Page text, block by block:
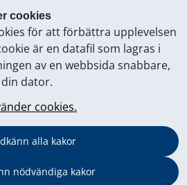
cookies
för att förbättra upplevelsen
är en datafil som lagras i
av en webbsida snabbare,
dator.
cookies.
alla kakor
nödvändiga kakor